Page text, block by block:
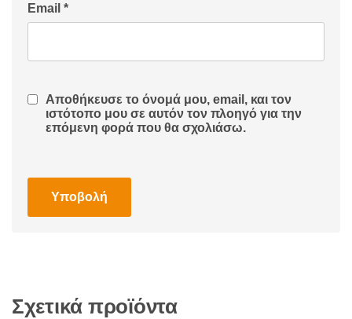
Email *
Αποθήκευσε το όνομά μου, email, και τον
ιστότοπο μου σε αυτόν τον πλοηγό για την
επόμενη φορά που θα σχολιάσω.
Σχετικά προϊόντα